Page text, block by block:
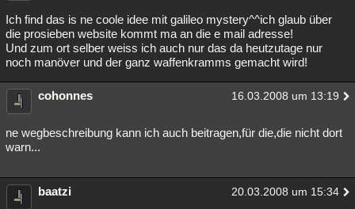
Ich find das is ne coole idee mit galileo mystery^^ich glaub über
die prosieben website kommt ma an die e mail adresse!
Und zum ort selber weiss ich auch nur das da heutzutage nur
noch manöver und der ganz waffenkramms gemacht wird!
cohonnes 16.03.2008 um 13:19
ne wegbeschreibung kann ich auch beitragen,für die,die nicht dort
warn...
baatzi 20.03.2008 um 15:34